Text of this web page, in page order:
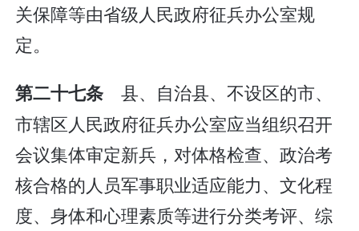
关保障等由省级人民政府征兵办公室规
定。
第二十七条 县、自治县、不设区的市、
市辖区人民政府征兵办公室应当组织召开
会议集体审定新兵，对体格检查、政治考
核合格的人员军事职业适应能力、文化程
度、身体和心理素质等进行分类考评、综